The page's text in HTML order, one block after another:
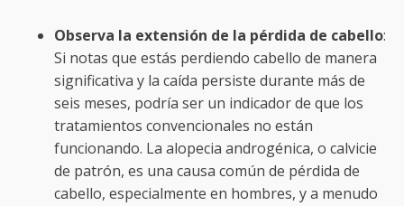
Observa la extensión de la pérdida de cabello:
Si notas que estás perdiendo cabello de manera
significativa y la caída persiste durante más de
seis meses, podría ser un indicador de que los
tratamientos convencionales no están
funcionando. La alopecia androgénica, o calvicie
de patrón, es una causa común de pérdida de
cabello, especialmente en hombres, y a menudo